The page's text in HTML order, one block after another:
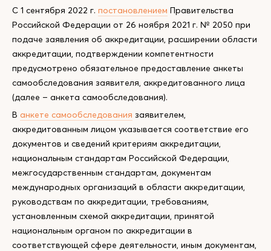
С 1 сентября 2022 г. постановлением Правительства
Российской Федерации от 26 ноября 2021 г. № 2050 при
подаче заявления об аккредитации, расширении области
аккредитации, подтверждении компетентности
предусмотрено обязательное предоставление анкеты
самообследования заявителя, аккредитованного лица
(далее – анкета самообследования).
В анкете самообследования заявителем,
аккредитованным лицом указывается соответствие его
документов и сведений критериям аккредитации,
национальным стандартам Российской Федерации,
межгосударственным стандартам, документам
международных организаций в области аккредитации,
руководствам по аккредитации, требованиям,
установленным схемой аккредитации, принятой
национальным органом по аккредитации в
соответствующей сфере деятельности, иным документам,